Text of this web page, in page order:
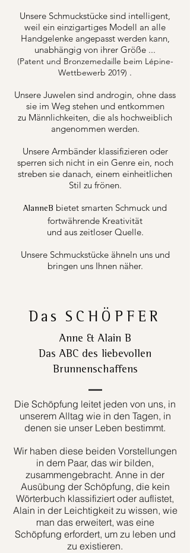
Unsere Schmuckstücke sind intelligent,
weil ein einzigartiges Modell an alle
Handgelenke angepasst werden kann,
unabhängig von ihrer Größe ...
(Patent und Bronzemedaille beim Lépine-
Wettbewerb 2019) .
Unsere Juwelen sind androgin, ohne dass
sie im Weg stehen und entkommen
zu Männlichkeiten, die als hochweiblich
angenommen werden.
Unsere Armbänder klassifizieren oder
sperren sich nicht in ein Genre ein, noch
streben sie danach, einem einheitlichen
Stil zu frönen.
AlanneB bietet smarten Schmuck und
fortwährende Kreativität
und aus zeitloser Quelle.
Unsere Schmuckstücke ähneln uns und
bringen uns Ihnen näher.
Das SCHÖPFER
Anne & Alain B
Das ABC des liebevollen
Brunnenschaffens
Die Schöpfung leitet jeden von uns, in
unserem Alltag wie in den Tagen, in
denen sie unser Leben bestimmt.
Wir haben diese beiden Vorstellungen
in dem Paar, das wir bilden,
zusammengebracht. Anne in der
Ausübung der Schöpfung, die kein
Wörterbuch klassifiziert oder auflistet,
Alain in der Leichtigkeit zu wissen, wie
man das erweitert, was eine
Schöpfung erfordert, um zu leben und
zu existieren.